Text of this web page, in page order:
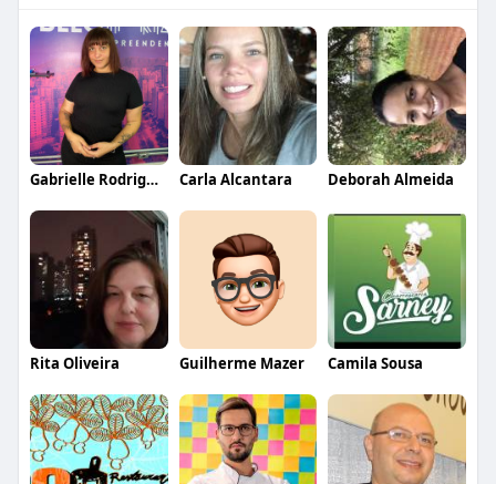
Gabrielle Rodrigues Carla Alcantara Deborah Almeida
Rita Oliveira Guilherme Mazer Camila Sousa